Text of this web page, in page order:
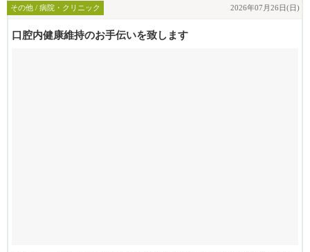
その他 / 病院・クリニック 2026年07月26日(日)
口腔内健康維持のお手伝いを致します